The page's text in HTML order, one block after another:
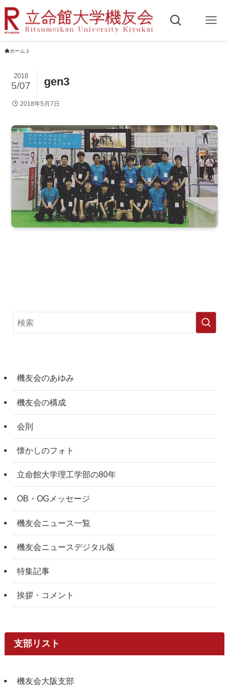
ホーム
gen3
2018
5/07
2018年5月7日
機友会のあゆみ
機友会の構成
会則
懐かしのフォト
立命館大学理工学部の80年
OB・OGメッセージ
機友会ニュース一覧
機友会ニュースデジタル版
特集記事
挨拶・コメント
支部リスト
機友会大阪支部